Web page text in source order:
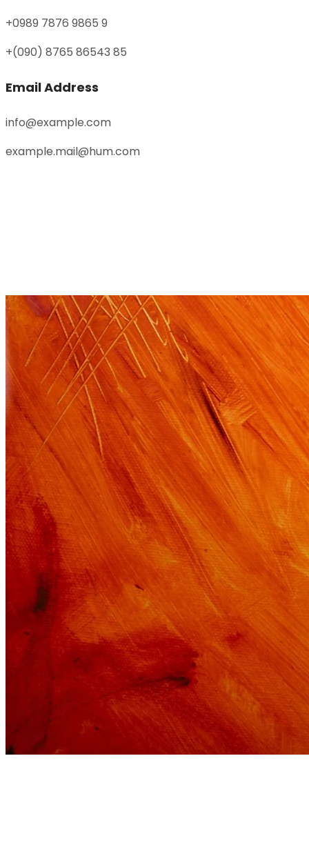
+0989 7876 9865 9
+(090) 8765 86543 85
Email Address
info@example.com
example.mail@hum.com